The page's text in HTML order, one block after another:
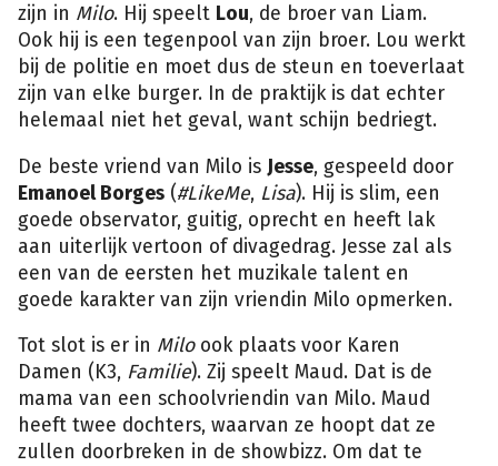
zijn in Milo. Hij speelt Lou, de broer van Liam.
Ook hij is een tegenpool van zijn broer. Lou werkt
bij de politie en moet dus de steun en toeverlaat
zijn van elke burger. In de praktijk is dat echter
helemaal niet het geval, want schijn bedriegt.
De beste vriend van Milo is Jesse, gespeeld door
Emanoel Borges (#LikeMe, Lisa). Hij is slim, een
goede observator, guitig, oprecht en heeft lak
aan uiterlijk vertoon of divagedrag. Jesse zal als
een van de eersten het muzikale talent en
goede karakter van zijn vriendin Milo opmerken.
Tot slot is er in Miloook plaats voor Karen
Damen (K3, Familie). Zij speelt Maud. Dat is de
mama van een schoolvriendin van Milo. Maud
heeft twee dochters, waarvan ze hoopt dat ze
zullen doorbreken in de showbizz. Om dat te